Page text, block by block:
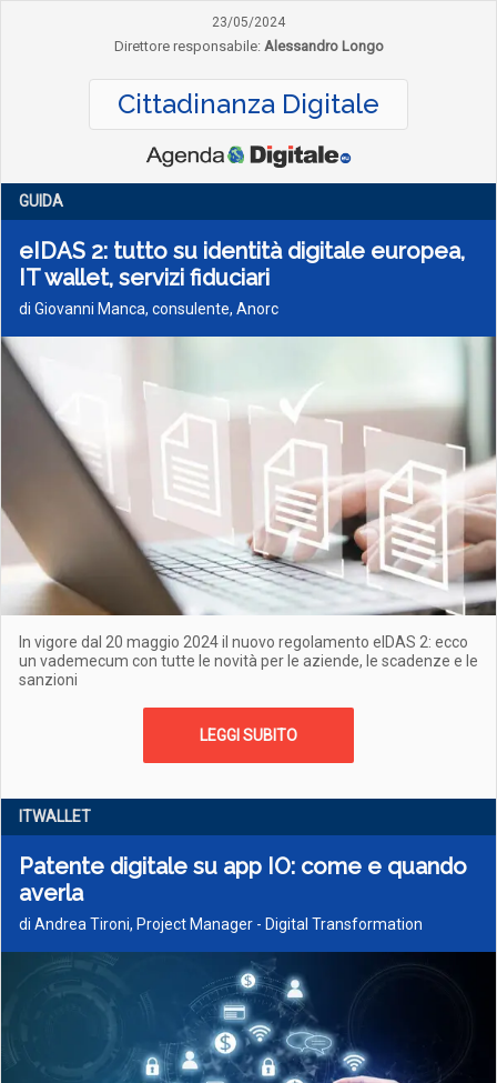
23/05/2024
Direttore responsabile: Alessandro Longo
Cittadinanza Digitale
GUIDA
eIDAS 2: tutto su identità digitale europea,
IT wallet, servizi fiduciari
di Giovanni Manca, consulente, Anorc
In vigore dal 20 maggio 2024 il nuovo regolamento eIDAS 2: ecco
un vademecum con tutte le novità per le aziende, le scadenze e le
sanzioni
LEGGI SUBITO
ITWALLET
Patente digitale su app IO: come e quando
averla
di Andrea Tironi, Project Manager - Digital Transformation